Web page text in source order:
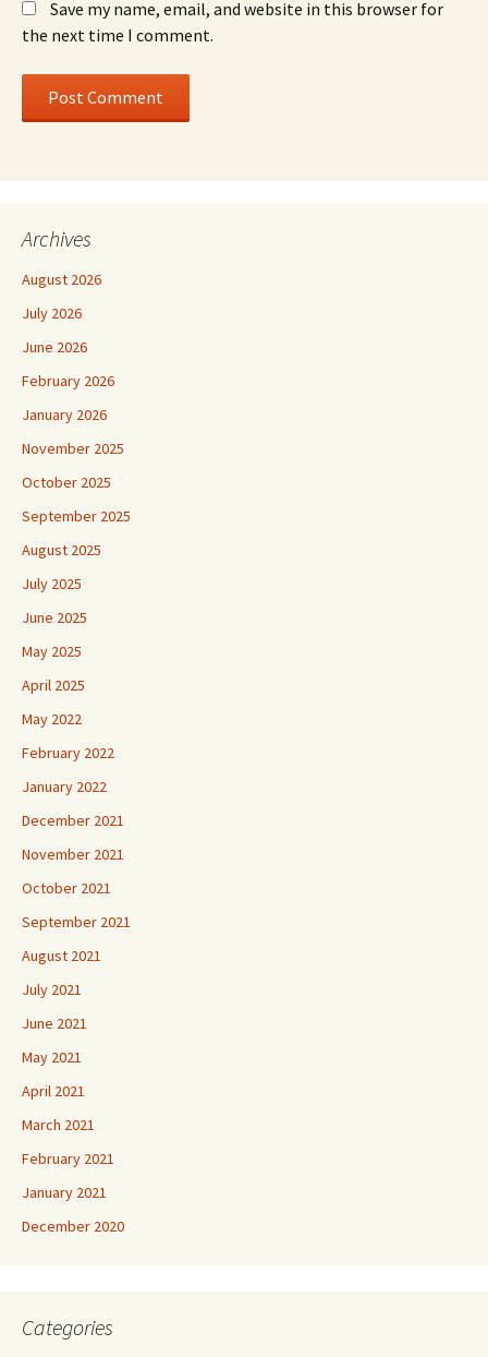
Save my name, email, and website in this browser for
the next time I comment.
Archives
August 2026
July 2026
June 2026
February 2026
January 2026
November 2025
October 2025
September 2025
August 2025
July 2025
June 2025
May 2025
April 2025
May 2022
February 2022
January 2022
December 2021
November 2021
October 2021
September 2021
August 2021
July 2021
June 2021
May 2021
April 2021
March 2021
February 2021
January 2021
December 2020
Categories